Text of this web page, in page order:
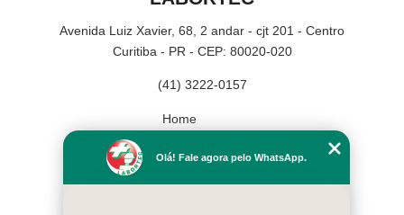
Avenida Luiz Xavier, 68, 2 andar - cjt 201 - Centro
Curitiba - PR - CEP: 80020-020
(41) 3222-0157
Home
Missão
Olá! Fale agora pelo WhatsApp.